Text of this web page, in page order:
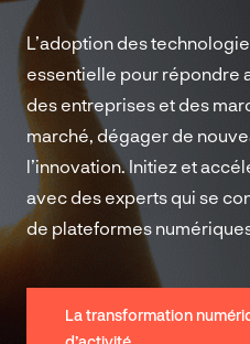
L’adoption des
essentielle pour répondre
des entreprises et des
marché, dégager de
l’innovation. Initiez et
avec des experts qui se
de plateformes
La transformation